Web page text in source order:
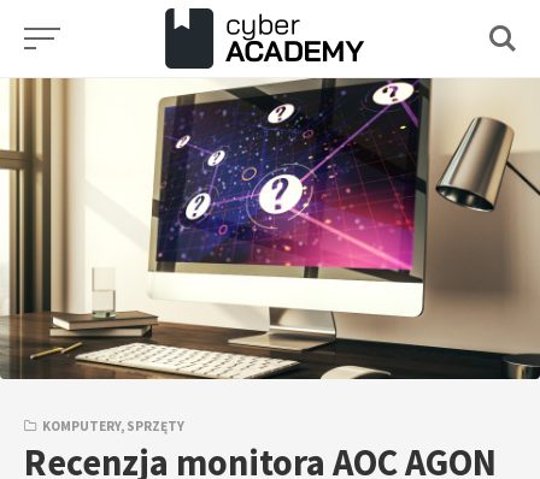
Przejdź
treści
KOMPUTERY, SPRZĘTY
Recenzja monitora AOC AGON